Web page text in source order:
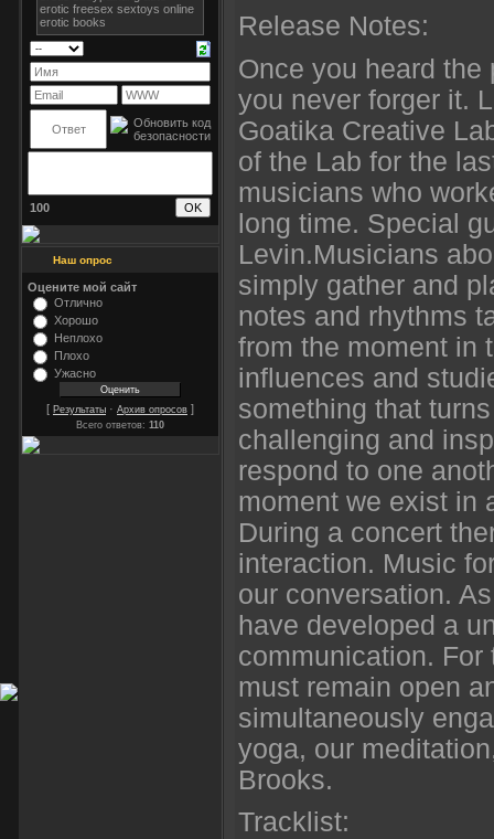
100
Наш опрос
Оцените мой сайт
Отлично
Хорошо
Неплохо
Плохо
Ужасно
[ Результаты · Архив опросов ]
Всего ответов: 110
Release Notes:
Once you heard
you never forger it.
Goatika Creative
of the Lab for the
musicians who
long time. Special
Levin.Musicians
simply gather and
notes and rhythms
from the moment in
influences and
something that
challenging and
respond to one
moment we exist in
During a concert
interaction. Music
our conversation.
have developed a
communication.
must remain open
simultaneously
yoga, our
Brooks.
Tracklist: